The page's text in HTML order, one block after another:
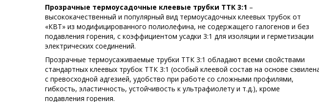
Прозрачные термоусадочные клеевые трубки ТТК 3:1 –
высококачественный и популярный вид термоусадочных клеевых трубок от
«КВТ» из модифицированного полиолефина, не содержащего галогенов и без
подавления горения, с коэффициентом усадки 3:1 для изоляции и герметизации
электрических соединений.
Прозрачные термоусаживаемые трубки ТТК 3:1 обладают всеми свойствами
стандартных клеевых трубок ТТК 3:1 (особый клеевой состав на основе
с превосходной адгезией, удобство при работе со сложными профилями,
гибкость, эластичность, устойчивость к ультрафиолету и т.д.), кроме
подавления горения.